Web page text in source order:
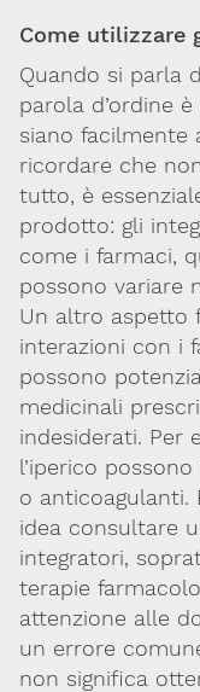
Come utilizzare
Quando si parla
parola d’ordine
siano facilmente
ricordare che
tutto, è
prodotto: gli
come i farmaci,
possono variare
Un altro aspetto
interazioni con i
possono
medicinali
indesiderati. Per
l’iperico
o anticoagulanti.
idea consultare
integratori,
terapie
attenzione alle
un errore
non significa